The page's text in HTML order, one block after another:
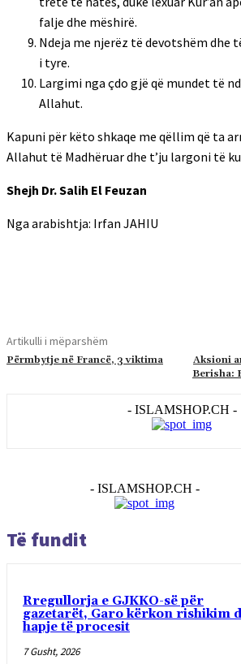
falje dhe mëshirë.
Ndeja me njerëz të devotshëm dhe
i tyre.
Largimi nga çdo gjë që mundet të
Allahut.
Kapuni për këto shkaqe me qëllim që ta
Allahut të Madhëruar dhe t’ju largoni të
Shejh Dr. Salih El Feuzan
Nga arabishtja: Irfan JAHIU
Artikulli i mëparshëm
Përmbytje në Francë, 3 viktima
Aksioni
Berisha:
- ISLAMSHOP.CH -
- ISLAMSHOP.CH -
Të fundit
Rregullorja e GJKKO-së për
gazetarët, Garo kërkon rishikim
hapje të procesit
7 Gusht, 2026